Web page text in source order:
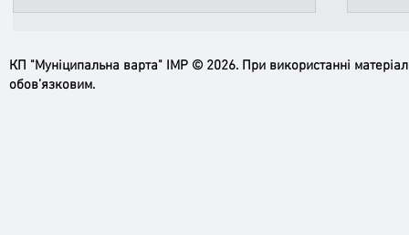
КП "Муніципальна варта" ІМР © 2026. При використанні
обов’язковим.